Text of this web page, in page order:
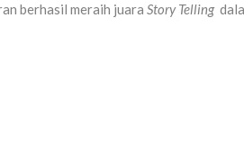
berhasil meraih juaraStory Telling